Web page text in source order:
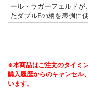
ール・ラガーフェルド
たダブルFの柄を表側に
※本商品はご注文のタイミ
購入履歴からのキャンセル
います。